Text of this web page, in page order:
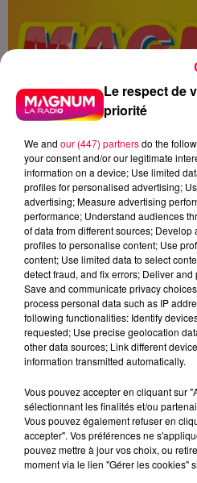
Flash infos
Crédit :Flash infos
podcasts/2022/10/20221025-
Le respect de
priorité
We and our (447) partnersdo the
your consent and/or our legitimate
information on a device; Use limited
profiles for personalised advertising;
advertising; Measure advertising
performance; Understand audiences
of data from different sources;
profiles to personalise content; Use
content; Use limited data to select
detect fraud, and fix errors; Deliver
Save and communicate privacy
process personal data such as IP
following functionalities: Identify
requested; Use precise geolocation
other data sources; Link different
information transmitted automatically.
Vous pouvez accepter en cliquant sur
sélectionnant les finalités et/ou
Vous pouvez également refuser en
accepter". Vos préférences ne
pouvez mettre à jour vos choix, ou
moment via le lien "Gérer les cookies"